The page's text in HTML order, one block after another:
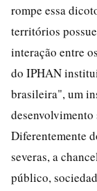
rompe essa
territórios
interação entre
do IPHAN
brasileira", um
Diferentemente
severas, a
público,